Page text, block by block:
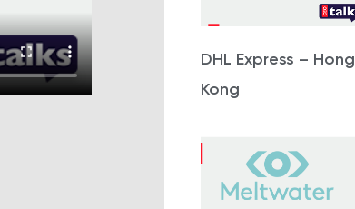
DHL Express – Hong
Kong